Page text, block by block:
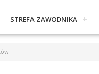
STREFA ZAWODNIKA